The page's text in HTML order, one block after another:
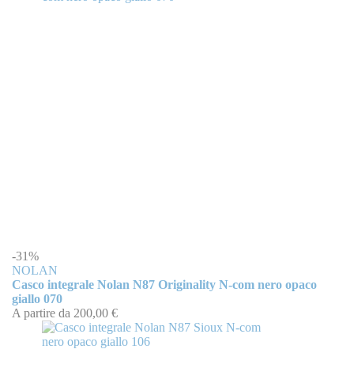
-31%
NOLAN
Casco integrale Nolan N87 Originality N-com nero opaco
giallo 070
A partire da 200,00 €